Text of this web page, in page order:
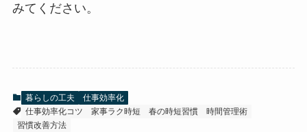
みてください。
暮らしの工夫
仕事効率化
仕事効率化コツ
家事ラク時短 春の時短習慣
時間管理術
習慣改善方法